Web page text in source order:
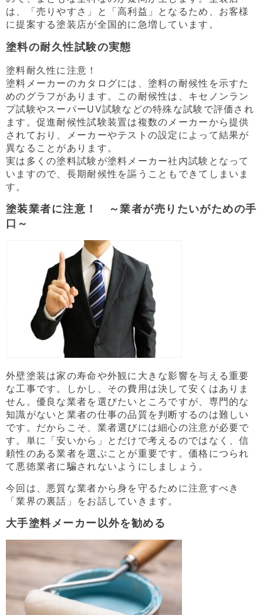
は、「売りやすさ」と「高利益」となるため、お客様
に提案する塗装店が全国的に急増しています。
塗料の耐久性試験の実態
塗料耐久性に注意！
塗料メーカーのカタログには、塗料の耐候性を示すた
めのグラフがあります。この耐候性は、キセノンラン
プ試験やスーパーUV試験などの特殊な試験で評価され
ます。促進耐候性試験装置は複数のメーカーから提供
されており、メーカーやテストの設定によって結果が
異なることがあります。
実は多くの塗料試験が塗料メーカー社内試験となって
いますので、長期耐候性を謳うこともできてしまいま
す。
塗装業者に注意！ ～業者が売りたいがための手
口～
外壁塗装は家の寿命や外観に大きな影響を与える重要
な工事です。しかし、その費用は決して安くはありま
せん。優良な業者を選びたいところですが、専門的な
知識がないと業者の仕事の品質を判断するのは難しい
です。だからこそ、業者選びには細心の注意が必要で
す。単に「安いから」とだけで考えるのではなく、信
頼性のある業者を選ぶことが重要です。価格につられ
て悪徳業者に騙されないようにしましょう。
今回は、悪質な業者から身を守るために注意すべき
「業界の裏話」をお話していきます。
大手塗料メーカー以外を勧める